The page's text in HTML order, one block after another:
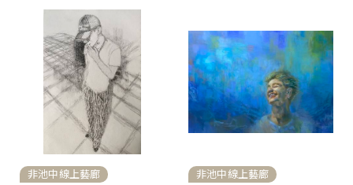
非池中線上藝廊 非池中線上藝廊